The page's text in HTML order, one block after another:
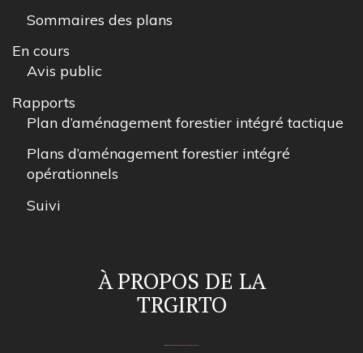
Sommaires des plans
En cours
Avis public
Rapports
Plan d’aménagement forestier intégré tactique
Plans d’aménagement forestier intégré
opérationnels
Suivi
À PROPOS DE LA
TRGIRTO